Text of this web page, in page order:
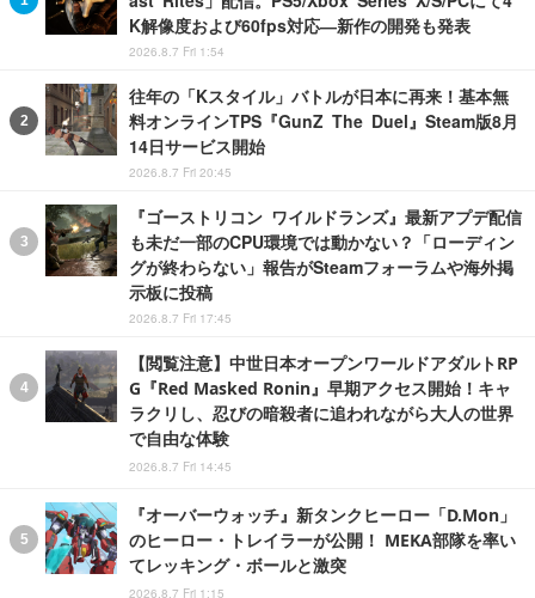
K解像度および60fps対応―新作の開発も発表
2026.8.7 Fri 1:54
往年の「Kスタイル」バトルが日本に再来！基本無
料オンラインTPS『GunZ The Duel』Steam版8月
14日サービス開始
2026.8.7 Fri 20:45
『ゴーストリコン ワイルドランズ』最新アプデ配信
も未だ一部のCPU環境では動かない？「ローディン
グが終わらない」報告がSteamフォーラムや海外掲
示板に投稿
2026.8.7 Fri 17:45
【閲覧注意】中世日本オープンワールドアダルトRP
G『Red Masked Ronin』早期アクセス開始！キャ
ラクリし、忍びの暗殺者に追われながら大人の世界
で自由な体験
2026.8.7 Fri 14:45
『オーバーウォッチ』新タンクヒーロー「D.Mon」
のヒーロー・トレイラーが公開！ MEKA部隊を率い
てレッキング・ボールと激突
2026.8.7 Fri 1:15